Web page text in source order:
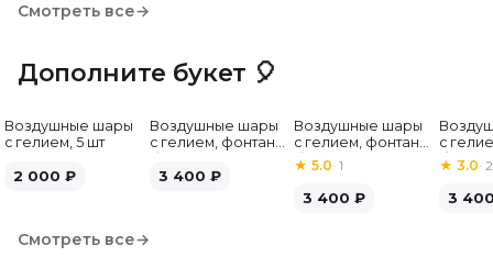
Смотреть все→
Дополните букет 🎈
Воздушные шары
с гелием, 5 шт
2 000 ₽
Воздушные шары
с гелием, фонтан,
шт
3 400 ₽
Воздушные шары
с гелием, фонтан,
бело-розовые, 7
шт
★5.0·1
3 400 ₽
с
бело-
★ 3.0· 2
3
Смотреть все→